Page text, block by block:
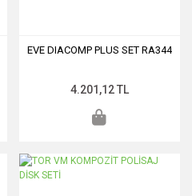
EVE DIACOMP PLUS SET RA344
4.201,12 TL